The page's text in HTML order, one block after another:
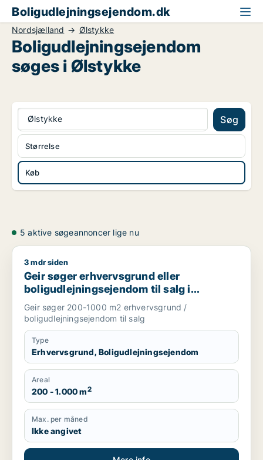
Boligudlejningsejendom.dk
Nordsjælland Ølstykke
Boligudlejningsejendom
søges i Ølstykke
Ølstykke Søg
Køb
Størrelse
5 aktive søgeannoncer lige nu
Geir søger erhvervsgrund eller boligudlejningsejendom til
3 mdr siden
Geir søger erhvervsgrund eller
boligudlejningsejendom til salg i
Nordsjælland
Geir søger 200-1000 m2 erhvervsgrund /
boligudlejningsejendom til salg
Type
Erhvervsgrund, Boligudlejningsejendom
Areal
200 - 1.000 m2
Max. per måned
Ikke angivet